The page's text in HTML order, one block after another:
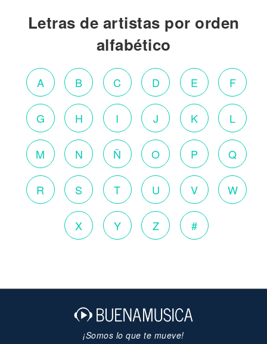
Letras de artistas por orden
alfabético
A B C D E F
G H I J K L
M N Ñ O P Q
R S T U V W
X Y Z #
¡Somos lo que te mueve!